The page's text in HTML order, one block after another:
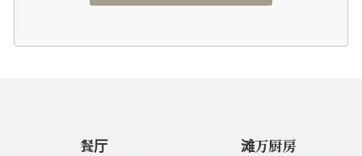
餐厅 滩万厨房